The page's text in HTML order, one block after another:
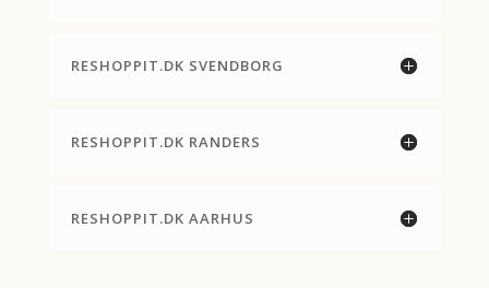
RESHOPPIT.DK SVENDBORG
RESHOPPIT.DK RANDERS
RESHOPPIT.DK AARHUS